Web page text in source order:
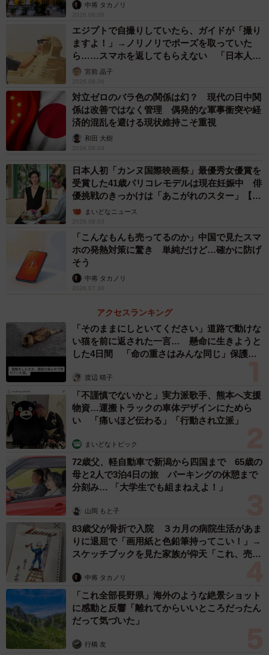
中将 タカノリ
2026.08.06
エジプトで自撮りしていたら、ガイドが「撮り
ますよ！」→ノリノリでポーズを取っていた
ら……スマホを返してもらえない 「日本人は
カモ代表かも」「私は6時間で3万円払った」
宮前 晶子
2026.08.06
対立ゼロのバラ色の関係は幻？ 現代の日中関
係は改善ではなく管理 偶発的な軍事衝突や経
済的混乱を避ける現状維持こそ重視
和田 大樹
2026.08.04
日本人初「カンヌ国際映画祭」最優秀女優賞を
受賞した41歳パリコレモデルは現在妊娠中 俳
優挑戦のきっかけは「あこがれのスター」【徹
子の部屋】
まいどなニュース
2026.08.03
「こんなもんも売ってるのか」中国で見たスマ
ホの発熱対策に驚き 単純だけど…確かに防げ
そう
中将 タカノリ
2026.07.30
アクセスランキング
「そのままにしといてください」道路で動けな
い猫を前に返された一言… 懸命に生きようと
した4日間 「命の重さはみんな同じ」保護団
渡辺 晴子
「不謹慎でないかと」実力派歌手、熊本へ支援
物資…運搬トラックの車体デザインにためら
い 「痛いほど伝わる」「行動され立派」
まいどなトピック
72歳父、軽自動車で新潟から四国まで 65歳の
母と2人で3泊4日の旅 パーキングの休憩まで
分刻み… 「大学生でも組まねえよ！」
山岡 もと子
83歳父が骨折で入院 ３カ月の病院生活があま
りに退屈で「画用紙と色鉛筆持ってこい！」→
スケッチブックを見た家族が仰天「これ、売れ
中将 タカノリ
「これ全部長野県」海外のような絶景ショット
に感動と反響「離れてからいいところだったん
だって気づいた」
行橋 友